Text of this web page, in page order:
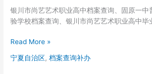
绩
单
取
花
学
档
查
补
银川市尚艺艺术职业高中档案查询、固原一中
验学校档案查询、银川市尚艺艺术职业高中毕
银
市
Read More »
宁夏自治区,档案查询补办